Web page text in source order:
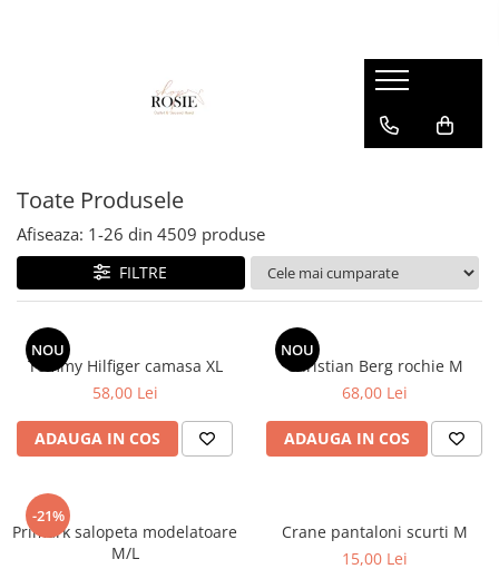
Femei
Genti
Blugi
Bluze/Topuri
Cardigane
Colanti
Fuste
Hanorace
Lenjerii si pijamale
Copii
Bluze
Camasi
Geci
Hanorace
Pantaloni
Pantaloni scurti
Pulovere
sport
Tricouri si maiouri
Bluze
body
Camasi
Geci
Hanorace
Incaltaminte
Pantaloni scurti
Rochii&Fuste/Sacouri
Salopete
Toate Produsele
Afiseaza: 1-26 din 4509 produse
FILTRE
NOU
Tommy Hilfiger camasa XL
58,00 Lei
ADAUGA IN COS
NOU
Christian Berg rochie M
68,00 Lei
ADAUGA IN COS
-21%
Primark salopeta modelatoare
M/L
Crane pantaloni scurti M
15,00 Lei